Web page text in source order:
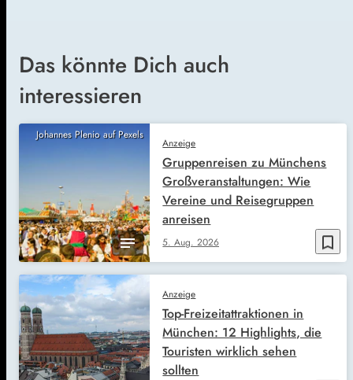
Das könnte Dich auch
interessieren
Johannes Plenio auf Pexels
bookmark_border
Anzeige
5. Aug. 2026
Gruppenreisen zu Münchens
Großveranstaltungen: Wie
Vereine und Reisegruppen
anreisen
Anzeige
Top-Freizeitattraktionen in
München: 12 Highlights, die
Touristen wirklich sehen
sollten